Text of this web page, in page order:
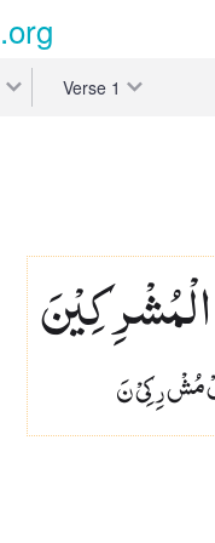
.org
Verse 1
مُشْ رِ كِىْ نَ